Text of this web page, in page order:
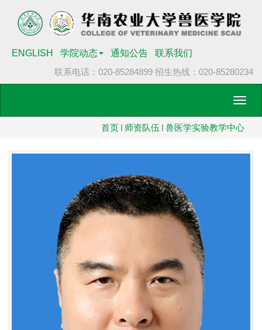
ENGLISH 学院动态 通知公告
联系我们
联系电话：020-85284899 招生热线：020-85280234
首页
师资队伍 兽医学实验教学中心